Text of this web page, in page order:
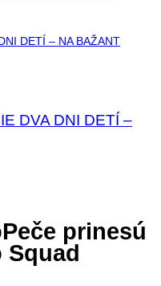
DVA DNI DETÍ –
prinesú
Squad